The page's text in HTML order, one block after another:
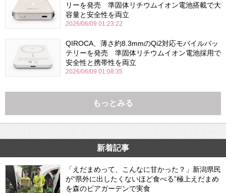
リーを発売 準固体リチウムイオン電池搭載で大
容量と安全性を両立
2026/06/09 01:23:22
QIROCA、薄さ約8.3mmのQi2対応モバイルバッ
テリーを発売 準固体リチウムイオン電池採用で
安全性と携帯性を両立
2026/06/09 01:08:35
もっとみる
新着記事
「えだまめって、こんなに甘かった？」新潟県民
が“県外に出したくないほど食べる”極上えだまめ
を森のビアガーデンで実食